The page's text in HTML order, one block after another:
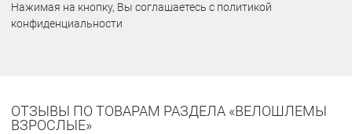
Нажимая на кнопку, Вы соглашаетесь с политикой
конфиденциальности
ОТЗЫВЫ ПО ТОВАРАМ РАЗДЕЛА «ВЕЛОШЛЕМЫ
ВЗРОСЛЫЕ»